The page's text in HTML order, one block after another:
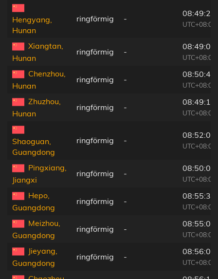
Hengyang,
Hunan
ringförmig -
08:49:29
UTC+08:00
Xiangtan,
Hunan
ringförmig -
08:49:04
UTC+08:00
Chenzhou,
Hunan
ringförmig -
08:50:42
UTC+08:00
Zhuzhou,
Hunan
ringförmig -
08:49:18
UTC+08:00
Shaoguan,
Guangdong
ringförmig -
08:52:03
UTC+08:00
Pingxiang,
Jiangxi
ringförmig -
08:50:05
UTC+08:00
Hepo,
Guangdong
ringförmig -
08:55:37
UTC+08:00
Meizhou,
Guangdong
ringförmig -
08:55:04
UTC+08:00
Jieyang,
Guangdong
ringförmig -
08:56:05
UTC+08:00